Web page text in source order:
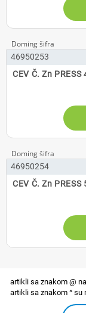
46950253
CEV Č. Zn
46950254
CEV Č. Zn